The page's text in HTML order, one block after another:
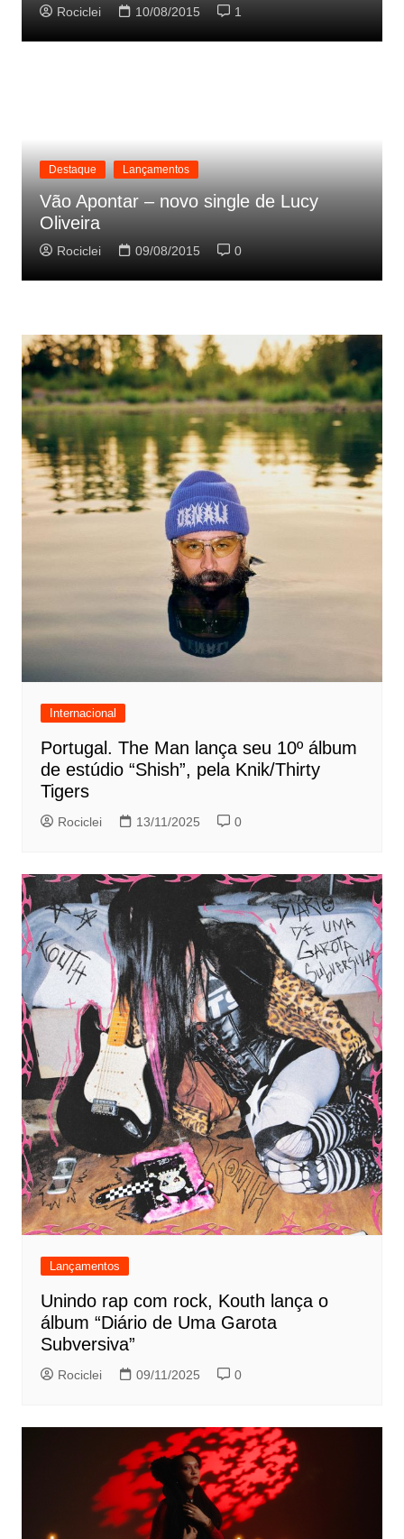
Rociclei 10/08/2015 1
Destaque Lançamentos
Vão Apontar – novo single de Lucy
Oliveira
Rociclei 09/08/2015 0
Internacional
Portugal. The Man lança seu 10º álbum
de estúdio “Shish”, pela Knik/Thirty
Tigers
Rociclei 13/11/2025 0
Lançamentos
Unindo rap com rock, Kouth lança o
álbum “Diário de Uma Garota
Subversiva”
Rociclei 09/11/2025 0